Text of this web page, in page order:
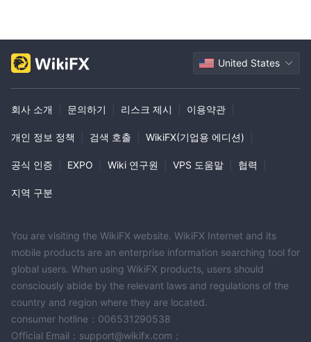
United States
회사 소개 문의하기 리스크 제시 이용약관
개인 정보 정책 검색 호출 WikiFX(기업용 에디션)
공식 인증 EXPO Wiki 연구원 VPS 도움말 협력
지역 구분
You are visiting the WikiFX website. WikiFX Internet and its
mobile products are an enterprise information searching tool for
global users. When using WikiFX products, users should
consciously abide by the relevant laws and regulations of the
country and region where they are located.
consumer hotline：006531290538
Official Email：support@wikifx.com；